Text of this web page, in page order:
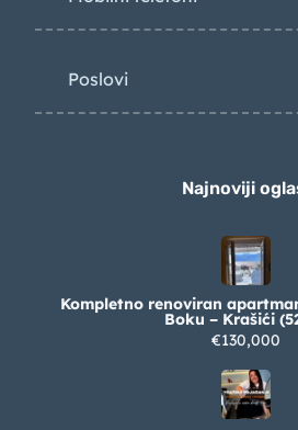
Poslovi
Najnoviji
Kompletno renoviran
Boku – Krašići
€130,000